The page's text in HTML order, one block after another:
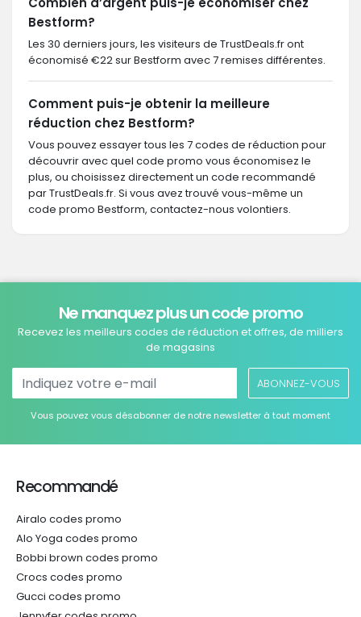
Bestform?
Les 30 derniers jours, les visiteurs de TrustDeals.fr ont
économisé €22 sur Bestform avec 7 remises différentes.
Comment puis-je obtenir la meilleure
réduction chez Bestform?
Vous pouvez essayer tous les 7 codes de réduction pour
découvrir avec quel code promo vous économisez le
plus, ou choisissez directement un code recommandé
par TrustDeals.fr. Si vous avez trouvé vous-même un
code promo Bestform, contactez-nous volontiers.
Ne manquez plus un code promo
Recevez les meilleurs codes de réduction et offres, de milliers
de magasins
ABONNEZ-VOUS
Vous pouvez vous désabonner de notre newsletter à tout moment
Recommandé
Airalo codes promo
Alo Yoga codes promo
Bobbi brown codes promo
Crocs codes promo
Gucci codes promo